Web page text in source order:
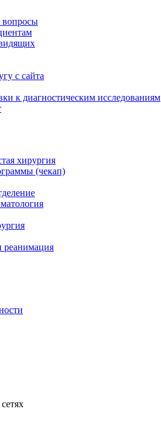
вопросы
с сайта
к диагностическим исследованиям
хирургия
(чекап)
реанимация